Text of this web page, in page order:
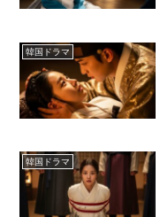
韓国ドラマ
韓国ドラマ